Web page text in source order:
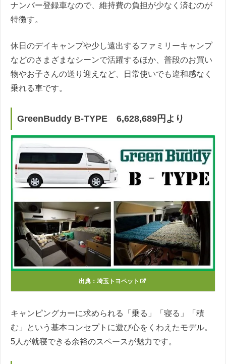
ナンバー登録車なので、維持費の負担が少なく済むのが
特徴す。
休日のデイキャンプや少し遠出するファミリーキャンプ
などのさまざまなシーンで活躍するほか、普段のお買い
物やお子さんの送り迎えなど、日常使いでも違和感なく
乗れる車です。
GreenBuddy B-TYPE 6,628,689円より
出典： 埼玉トヨペット
キャンピングカーに求められる「乗る」「寝る」「積
む」という基本コンセプトに遊び心をくわえたモデル。
5人が就寝できる余裕のスペースが魅力です。